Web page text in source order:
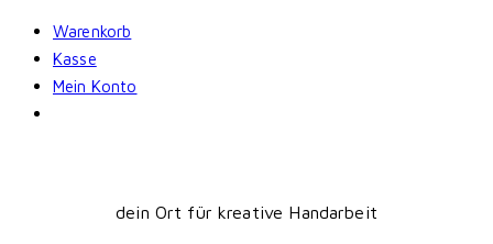
Skip
content
Warenkorb
Kasse
Mein Konto
dein Ort für kreative Handarbeit